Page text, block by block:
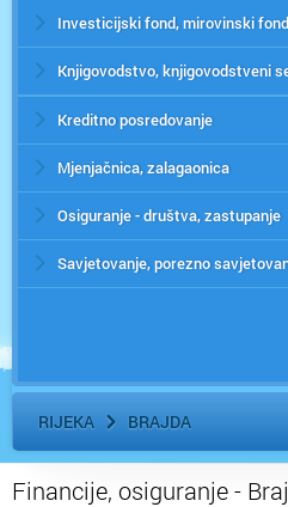
Investicijski fond, mirovinski fond
Knjigovodstvo, knjigovodstveni
Kreditno posredovanje
Mjenjačnica, zalagaonica
Osiguranje - društva, zastupanje
RIJEKA BRAJDA
Financije, osiguranje -